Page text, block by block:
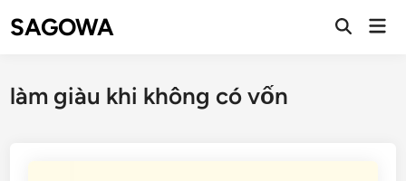
SAGOWA
làm giàu khi không có vốn